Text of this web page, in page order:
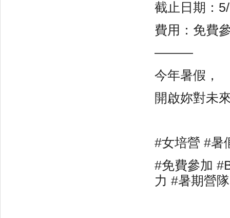
截止日期：
費用：免費
———
今年暑假，
開啟妳對未
#女培營 #暑
#免費參加
力 #暑期營